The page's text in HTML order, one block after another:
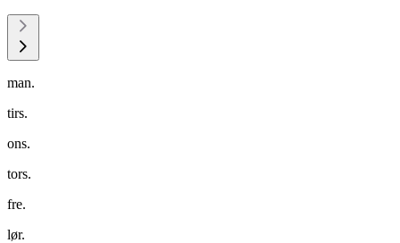
man.
tirs.
ons.
tors.
fre.
lør.